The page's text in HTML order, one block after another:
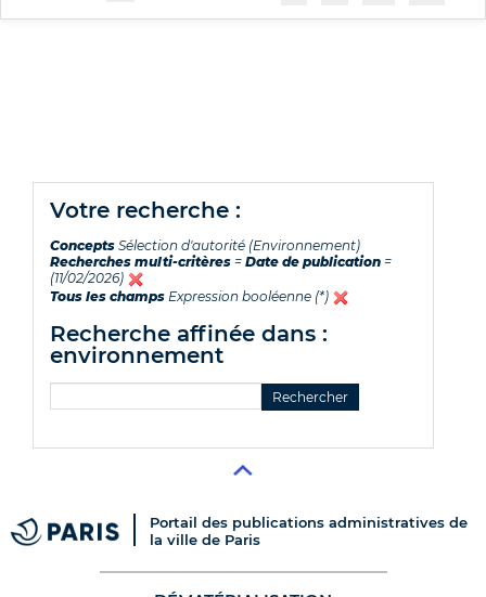
votre recherche :
Concepts Sélection d'autorité (Environnement)
Recherches multi-critères = Date de publication =
(11/02/2026)
Tous les champs Expression booléenne (*)
recherche affinée dans :
environnement
Portail des publications administratives de
la ville de Paris